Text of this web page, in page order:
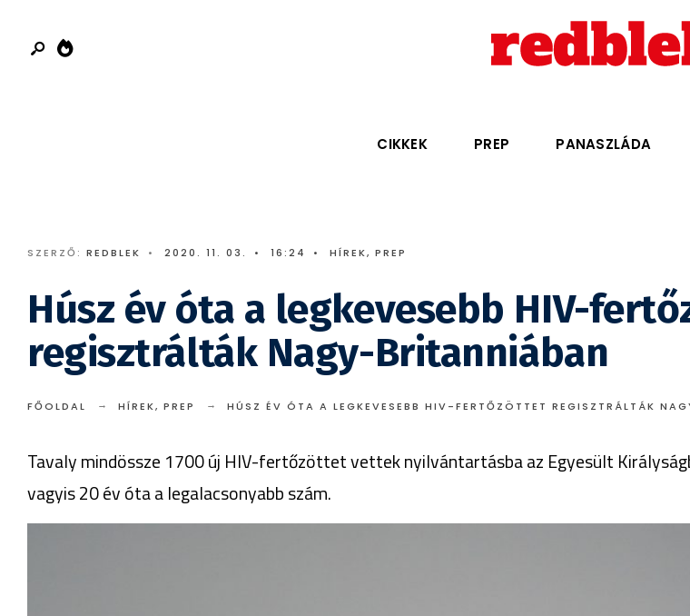
CIKKEK PREP PANASZLÁDA
SZERZŐ: REDBLEK • 2020. 11. 03. • 16:24 • HÍREK, PREP
Húsz év óta a legkevesebb HIV-
regisztrálták Nagy-Britanniában
FŐOLDAL HÍREK, PREP HÚSZ ÉV ÓTA A LEGKEVESEBB HIV-FERTŐZÖTTET REGISZTRÁLTÁK
Tavaly mindössze 1700 új HIV-fertőzöttet vettek nyilvántartásba az Egyesült
vagyis 20 év óta a legalacsonyabb szám.